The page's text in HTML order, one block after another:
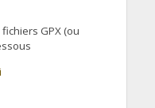
GPX (ou